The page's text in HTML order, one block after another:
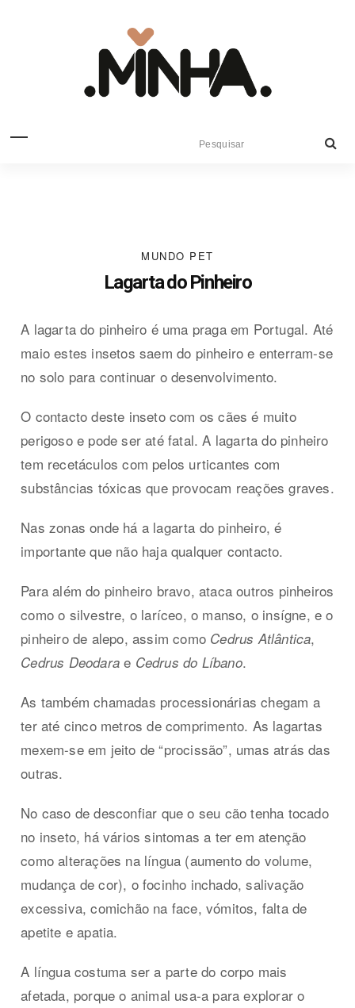
MUNDO PET
Lagarta do Pinheiro
A lagarta do pinheiro é uma praga em Portugal. Até
maio estes insetos saem do pinheiro e enterram-se
no solo para continuar o desenvolvimento.
O contacto deste inseto com os cães é muito
perigoso e pode ser até fatal. A lagarta do pinheiro
tem recetáculos com pelos urticantes com
substâncias tóxicas que provocam reações graves.
Nas zonas onde há a lagarta do pinheiro, é
importante que não haja qualquer contacto.
Para além do pinheiro bravo, ataca outros pinheiros
como o silvestre, o laríceo, o manso, o insígne, e o
pinheiro de alepo, assim como Cedrus Atlântica,
Cedrus Deodara e Cedrus do Líbano.
As também chamadas processionárias chegam a
ter até cinco metros de comprimento. As lagartas
mexem-se em jeito de “procissão”, umas atrás das
outras.
No caso de desconfiar que o seu cão tenha tocado
no inseto, há vários sintomas a ter em atenção
como alterações na língua (aumento do volume,
mudança de cor), o focinho inchado, salivação
excessiva, comichão na face, vómitos, falta de
apetite e apatia.
A língua costuma ser a parte do corpo mais
afetada, porque o animal usa-a para explorar o